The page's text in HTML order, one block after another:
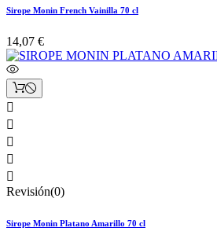
Sirope Monin French Vainilla 70 cl
14,07 €





Revisión(0)
Sirope Monin Platano Amarillo 70 cl